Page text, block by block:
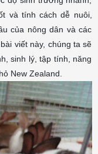
và tính cách dễ nuôi,
của nông dân và các
viết này, chúng ta sẽ
sinh lý, tập tính, năng
New Zealand.